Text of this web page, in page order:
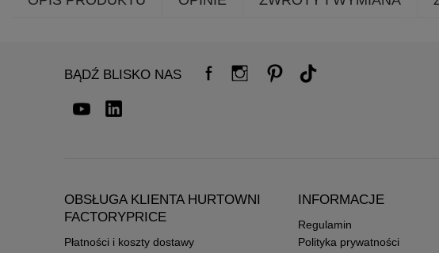
BĄDŹ BLISKO NAS
OBSŁUGA KLIENTA HURTOWNI
FACTORYPRICE
Płatności i koszty dostawy
INFORMACJE
Regulamin
Polityka prywatności